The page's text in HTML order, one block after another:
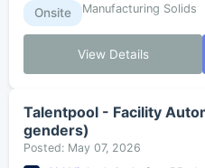
Onsite Manufacturing Solids
View Details
Talentpool - Facility
genders)
Posted: May 07, 2026